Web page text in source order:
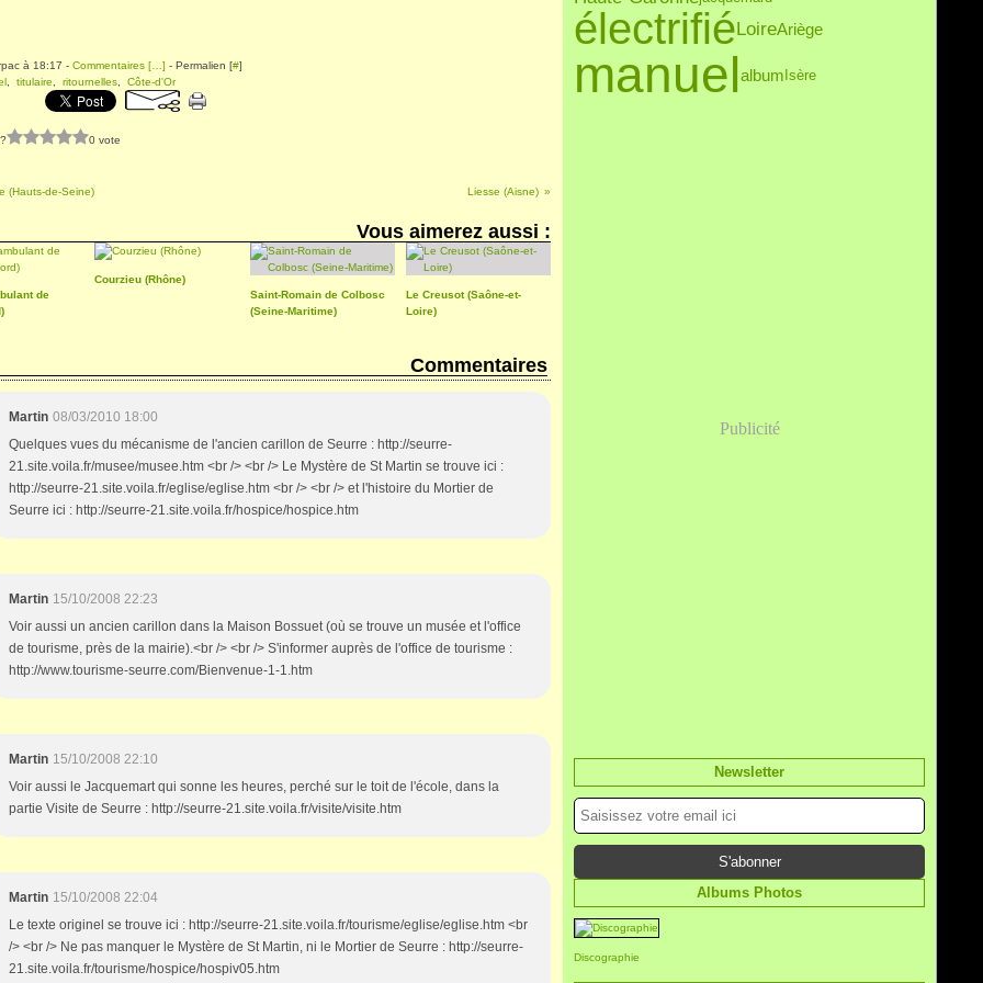
à 18:17 -Commentaires [ …] - Permalien [#]
,titulaire ,ritournelles ,Côte-d'Or
0 vote
(Hauts-de-Seine) Liesse (Aisne)
Vous aimerez aussi :
de
Courzieu (Rhône)
Saint-Romain de Colbosc
(Seine-Maritime)
Le Creusot (Saône-et-
Loire)
Commentaires
Martin 08/03/2010 18:00
Quelques vues du mécanisme de l'ancien carillon de Seurre : http://seurre-
21.site.voila.fr/musee/musee.htm <br /> <br /> Le Mystère de St Martin se trouve ici :
http://seurre-21.site.voila.fr/eglise/eglise.htm <br /> <br /> et l'histoire du Mortier de
Seurre ici : http://seurre-21.site.voila.fr/hospice/hospice.htm
Martin 15/10/2008 22:23
Voir aussi un ancien carillon dans la Maison Bossuet (où se trouve un musée et l'office
de tourisme, près de la mairie).<br /> <br /> S'informer auprès de l'office de tourisme :
http://www.tourisme-seurre.com/Bienvenue-1-1.htm
Martin 15/10/2008 22:10
Voir aussi le Jacquemart qui sonne les heures, perché sur le toit de l'école, dans la
partie Visite de Seurre : http://seurre-21.site.voila.fr/visite/visite.htm
Martin 15/10/2008 22:04
Le texte originel se trouve ici : http://seurre-21.site.voila.fr/tourisme/eglise/eglise.htm <br
/> <br /> Ne pas manquer le Mystère de St Martin, ni le Mortier de Seurre : http://seurre-
21.site.voila.fr/tourisme/hospice/hospiv05.htm
électrifiéLoireAriège
manuelalbumIsère
Publicité
Newsletter
Albums Photos
Discographie